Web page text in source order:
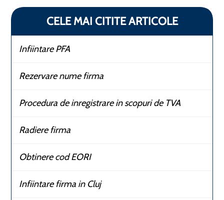
CELE MAI CITITE ARTICOLE
Infiintare PFA
Rezervare nume firma
Procedura de inregistrare in scopuri de TVA
Radiere firma
Obtinere cod EORI
Infiintare firma in Cluj